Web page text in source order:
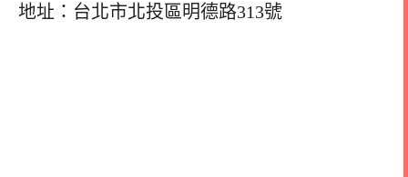
地址：台北市北投區明德路313號